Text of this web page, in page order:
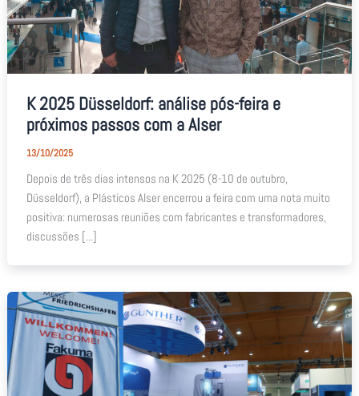
K 2025 Düsseldorf: análise pós-feira e
próximos passos com a Alser
13/10/2025
Depois de três dias intensos na K 2025 (8-10 de outubro,
Düsseldorf), a Plásticos Alser encerrou a feira com uma nota muito
positiva: numerosas reuniões com fabricantes e transformadores,
discussões [...]